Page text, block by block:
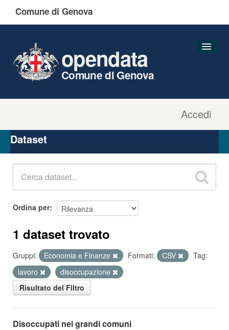
Comune di Genova
Accedi
opendata
Comune di Genova
Organizzazioni
Gruppi
Dataset
Ordina per
1 dataset trovato
Gruppi: Economia e Finanze Formati: CSV
Tag:
lavoro
disoccupazione
Risultato del Filtro
Disoccupati nei grandi comuni